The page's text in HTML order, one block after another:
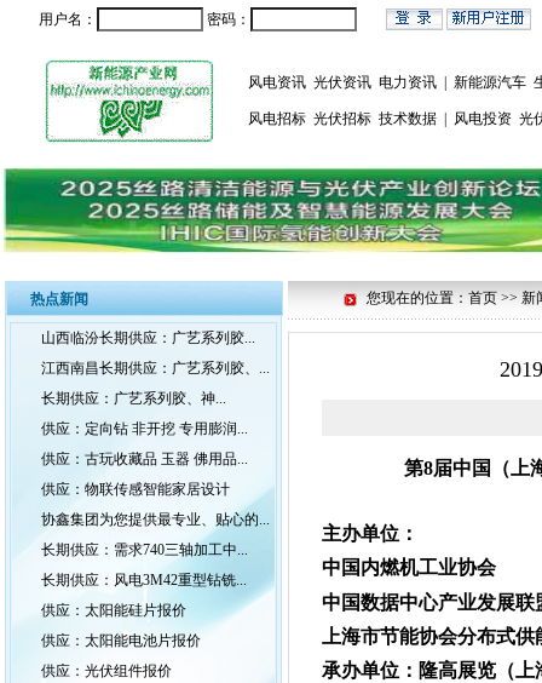
用户名： 密码：
风电资讯 光伏资讯 电力资讯 新能源汽车
风电招标 光伏招标 技术数据 风电投资 光
热点新闻
山西临汾长期供应：广艺系列胶...
江西南昌长期供应：广艺系列胶、...
长期供应：广艺系列胶、神...
供应：定向钻 非开挖 专用膨润...
供应：古玩收藏品 玉器 佛用品...
供应：物联传感智能家居设计
协鑫集团为您提供最专业、贴心的...
长期供应：需求740三轴加工中...
长期供应：风电3M42重型钻铣...
供应：太阳能硅片报价
供应：太阳能电池片报价
供应：光伏组件报价
您现在的位置：首页 >> 新
第8届中国（上
主办单位：
中国内燃机工业协
中国数据中心产业发
上海市节能协会分布
承办单位：隆高展览（